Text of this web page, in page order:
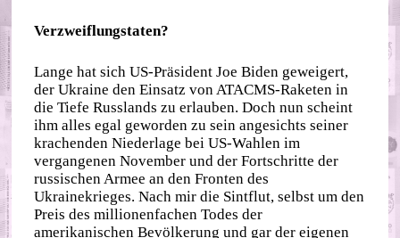
Verzweiflungstaten?
Lange hat sich US-Präsident Joe Biden geweigert,
der Ukraine den Einsatz von ATACMS-Raketen in
die Tiefe Russlands zu erlauben. Doch nun scheint
ihm alles egal geworden zu sein angesichts seiner
krachenden Niederlage bei US-Wahlen im
vergangenen November und der Fortschritte der
russischen Armee an den Fronten des
Ukrainekrieges. Nach mir die Sintflut, selbst um den
Preis des millionenfachen Todes der
amerikanischen Bevölkerung und gar der eigenen